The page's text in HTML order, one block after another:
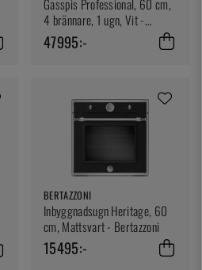
Gasspis Professional, 60 cm,
4 brännare, 1 ugn, Vit -
Bertazzoni
47995:-
BERTAZZONI
Inbyggnadsugn Heritage, 60
cm, Mattsvart - Bertazzoni
15495:-